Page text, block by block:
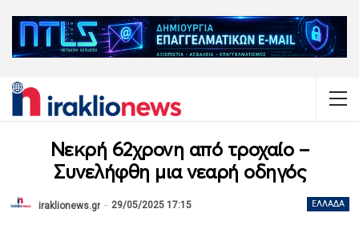
Νεκρή 62χρονη από τροχαίο –
Συνελήφθη μια νεαρή οδηγός
ΕΛΛΆΔΑ
iraklionews.gr 29/05/2025 17:15